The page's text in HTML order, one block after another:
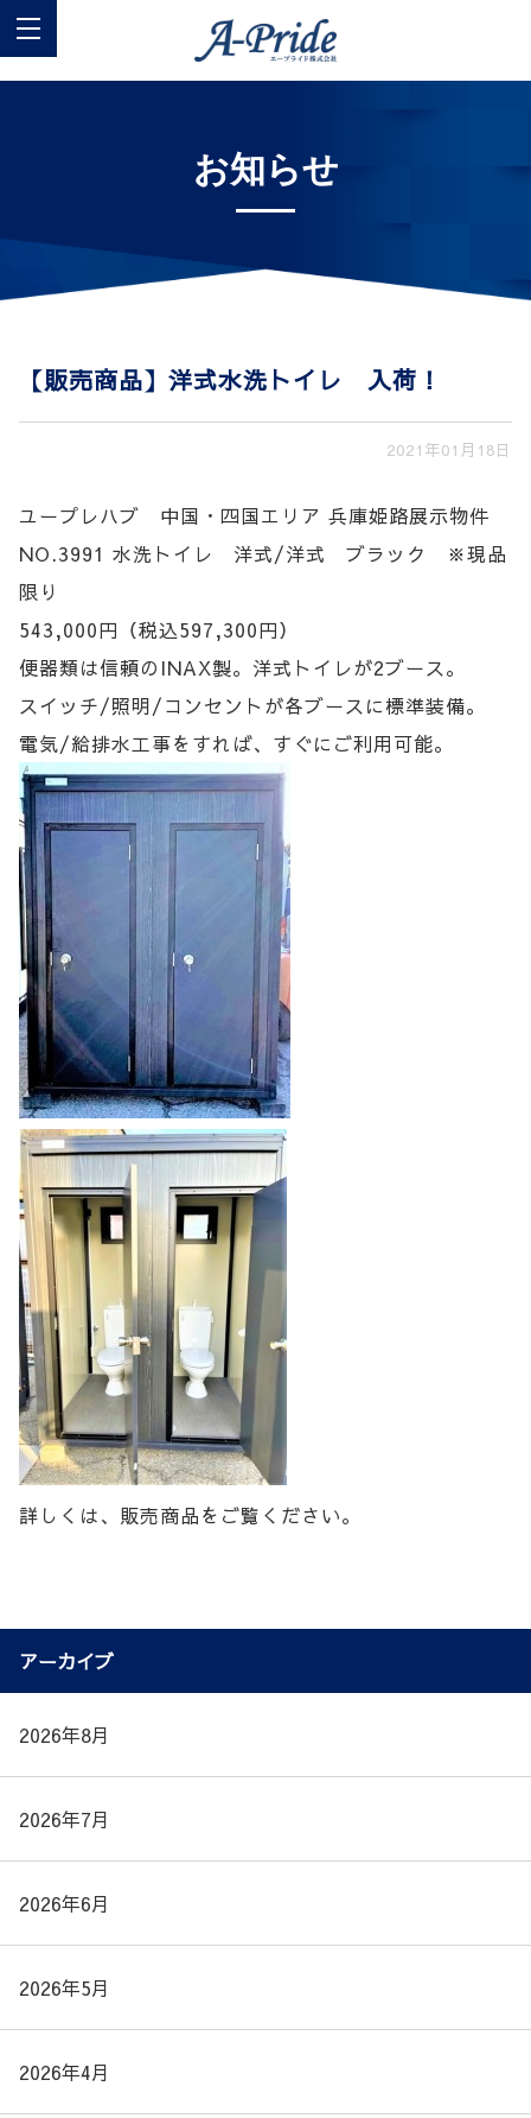
お知らせ
【販売商品】洋式水洗トイレ 入荷！
2021年01月18日
ユープレハブ 中国・四国エリア 兵庫姫路展示物件
NO.3991 水洗トイレ 洋式/洋式 ブラック ※現品
限り
543,000円（税込597,300円）
便器類は信頼のINAX製。洋式トイレが2ブース。
スイッチ/照明/コンセントが各ブースに標準装備。
電気/給排水工事をすれば、すぐにご利用可能。
詳しくは、販売商品をご覧ください。
アーカイブ
2026年8月
2026年7月
2026年6月
2026年5月
2026年4月